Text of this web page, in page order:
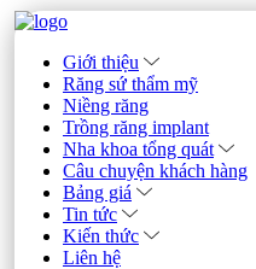
Giới thiệu
Răng sứ thẩm mỹ
Niềng răng
Trồng răng implant
Nha khoa tổng quát
Câu chuyện khách hàng
Bảng giá
Tin tức
Kiến thức
Liên hệ